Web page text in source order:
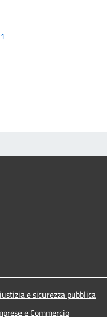
e sicurezza pubblica
e Commercio